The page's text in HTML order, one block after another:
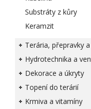
Substráty z kůry
Keramzit
Terária, přepravky
Hydrotechnika a
Dekorace a úkryty
Topení do terárií
Krmiva a vitamíny